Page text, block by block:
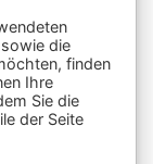
oder
die
finden
Ihre
Sie die
der Seite